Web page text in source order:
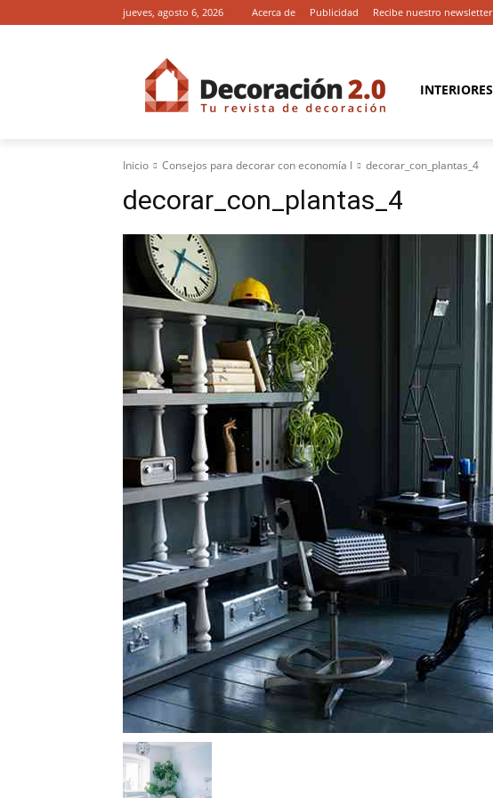
jueves, agosto 6, 2026 Acerca de Publicidad Recibe nuestro newsletter
INTERIORES
Inicio Consejos para decorar con economía I decorar_con_plantas_4
decorar_con_plantas_4